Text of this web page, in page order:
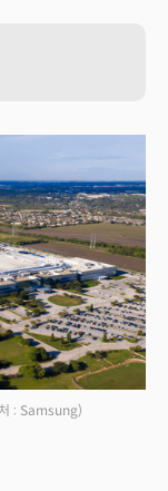
: Samsung)